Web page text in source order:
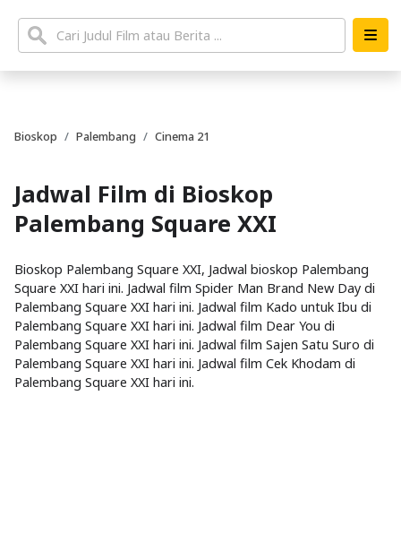
Bioskop Palembang Cinema 21
Jadwal Film di Bioskop
Palembang Square XXI
Bioskop Palembang Square XXI, Jadwal bioskop Palembang
Square XXI hari ini. Jadwal film Spider Man Brand New Day di
Palembang Square XXI hari ini. Jadwal film Kado untuk Ibu di
Palembang Square XXI hari ini. Jadwal film Dear You di
Palembang Square XXI hari ini. Jadwal film Sajen Satu Suro di
Palembang Square XXI hari ini. Jadwal film Cek Khodam di
Palembang Square XXI hari ini.